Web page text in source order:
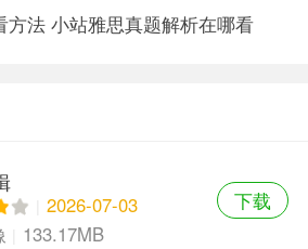
方法 小站雅思真题解析在哪看
2026-07-03
133.17MB
下载